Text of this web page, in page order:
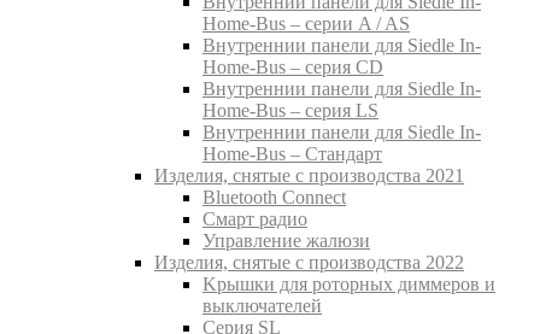
Home-Bus – серии A / AS
Внутреннии панели для Siedle In-
Home-Bus – серия CD
Внутреннии панели для Siedle In-
Home-Bus – серия LS
Внутреннии панели для Siedle In-
Home-Bus – Стандарт
Изделия, снятые с производства 2021
Bluetooth Connect
Смарт радио
Управление жалюзи
Изделия, снятые с производства 2022
Kрышки для роторных диммеров и
выключателей
Серия SL